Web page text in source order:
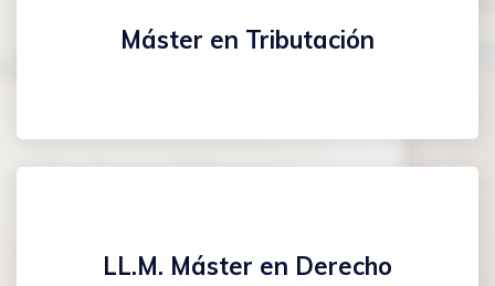
Máster en Tributación
LL.M. Máster en Derecho